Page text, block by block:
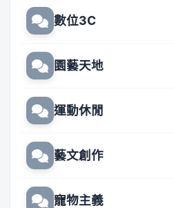
數位3C
園藝天地
運動休閒
藝文創作
寵物主義